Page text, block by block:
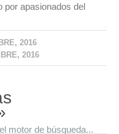
por apasionados del
2016
2016
motor de búsqueda...